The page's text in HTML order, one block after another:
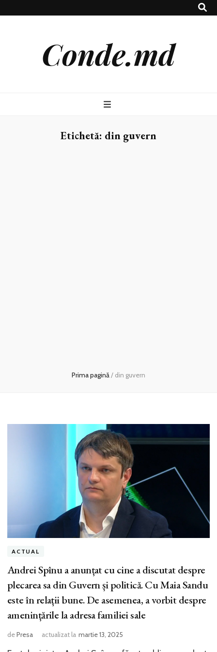
Conde.md
Etichetă: din guvern
Prima pagină/ din guvern
ACTUAL
Andrei Spînu a anunțat cu cine a discutat despre
plecarea sa din Guvern și politică. Cu Maia Sandu
este în relații bune. De asemenea, a vorbit despre
amenințările la adresa familiei sale
dePresa actualizat la martie 13, 2025